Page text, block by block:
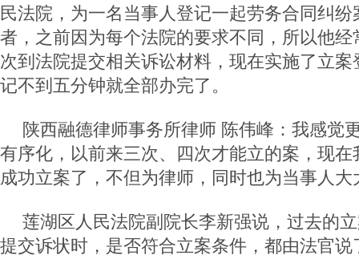
民法院，为一名当事人登记一起劳务合同纠
者，之前因为每个法院的要求不同，所以他
次到法院提交相关诉讼材料，现在实施了立
记不到五分钟就全部办完了。
陕西融德律师事务所律师 陈伟峰：我感觉
有序化，以前来三次、四次才能立的案，现
成功立案了，不但为律师，同时也为当事人
莲湖区人民法院副院长李新强说，过去的
提交诉状时，是否符合立案条件，都由法官